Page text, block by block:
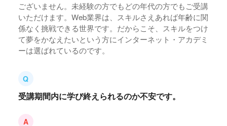
ございません。未経験の方でもどの年代の方でもご受講
いただけます。Web業界は、スキルさえあれば年齢に関
係なく挑戦できる世界です。だからこそ、スキルをつけ
て夢をかなえたいという方にインターネット・アカデミ
ーは選ばれているのです。
受講期間内に学び終えられるのか不安です。